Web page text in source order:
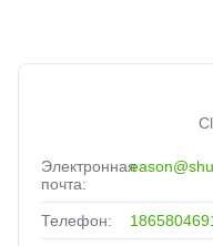
Электронная
почта:
Телефон: